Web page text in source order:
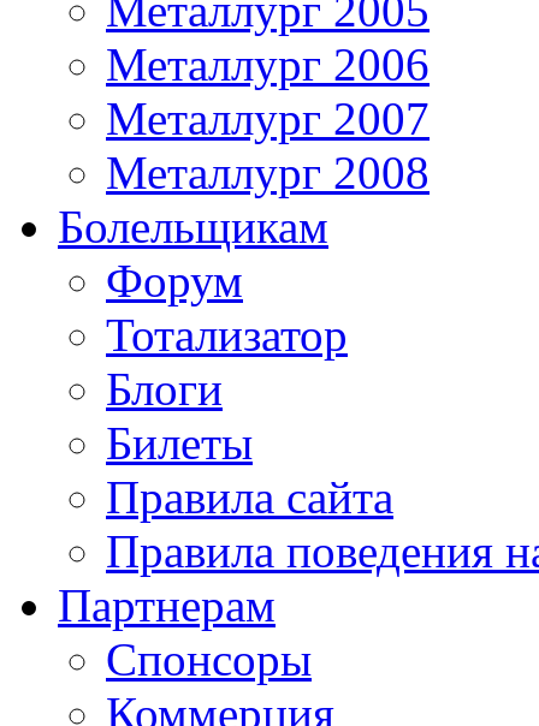
Металлург 2006
Металлург 2007
Металлург 2008
Болельщикам
Форум
Тотализатор
Блоги
Билеты
Правила сайта
Правила поведения
Партнерам
Спонсоры
Коммерция